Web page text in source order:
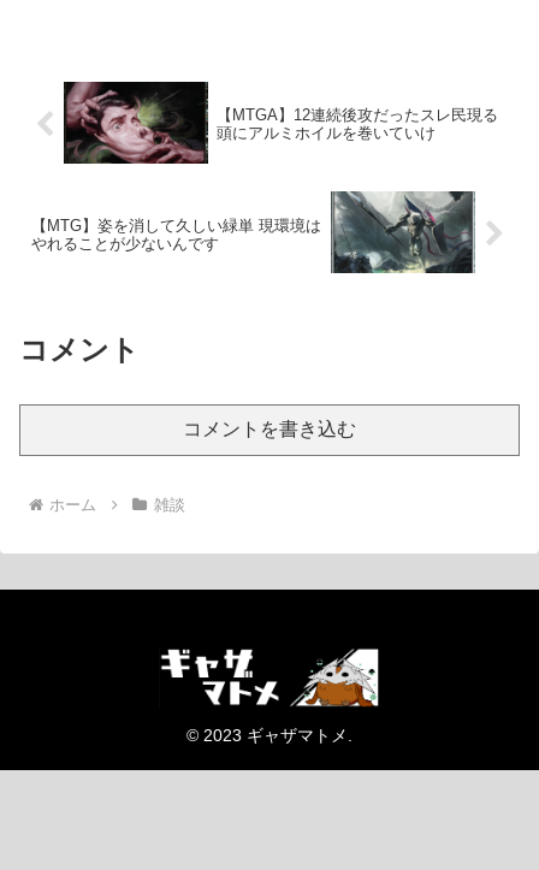
【MTGA】12連続後攻だったスレ民現る
頭にアルミホイルを巻いていけ
【MTG】姿を消して久しい緑単 現環境は
やれることが少ないんです
コメント
コメントを書き込む
ホーム 雑談
© 2023 ギャザマトメ.